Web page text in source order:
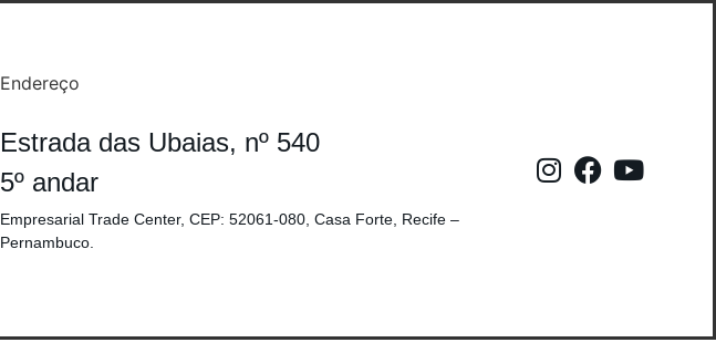
Endereço
Estrada das Ubaias, nº 540
5º andar
Empresarial Trade Center, CEP: 52061-080, Casa Forte, Recife –
Pernambuco.